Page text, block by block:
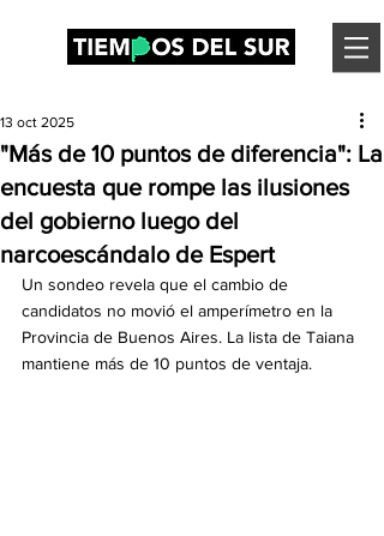
"Más de 10 puntos de diferencia": La
encuesta que rompe las ilusiones
del gobierno luego del
narcoescándalo de Espert
13 oct 2025
Un sondeo revela que el cambio de
candidatos no movió el amperímetro en la
Provincia de Buenos Aires. La lista de Taiana
mantiene más de 10 puntos de ventaja.